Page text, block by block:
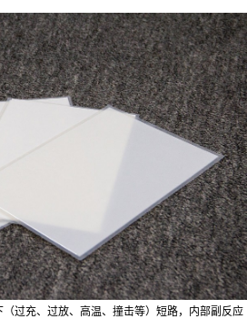
过充、过放、高温、撞击等）短路，内部副反应